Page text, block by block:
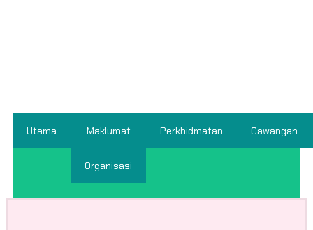
Utama Maklumat
Organisasi
Perkhidmatan Cawangan